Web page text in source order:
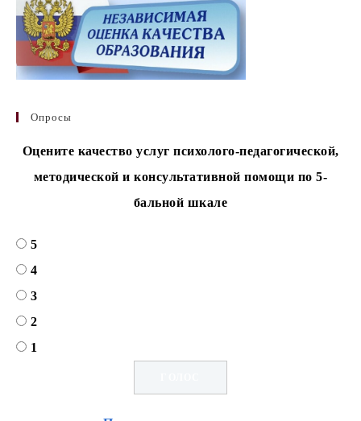
Опросы
Оцените качество услуг психолого-педагогической,
методической и консультативной помощи по 5-
бальной шкале
5
4
3
2
1